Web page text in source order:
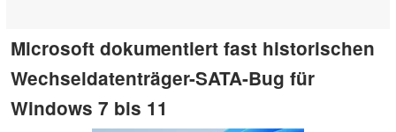
Microsoft dokumentiert fast historischen
Wechseldatenträger-SATA-Bug für
Windows 7 bis 11